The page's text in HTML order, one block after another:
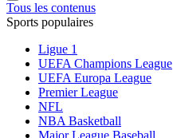
Tous les contenus
Sports populaires
Ligue 1
UEFA Champions League
UEFA Europa League
Premier League
NFL
NBA Basketball
Major League Baseball